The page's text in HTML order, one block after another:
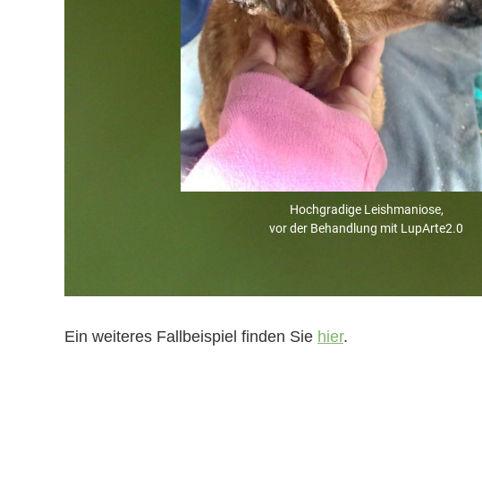
Hochgradige Leishmaniose,
vor der Behandlung mit LupArte2.0
Ein weiteres Fallbeispiel finden Sie hier.